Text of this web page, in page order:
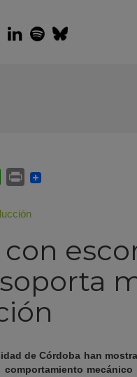
Instagram
LinkedIn
Spotify
Bluesky
de Córdoba han